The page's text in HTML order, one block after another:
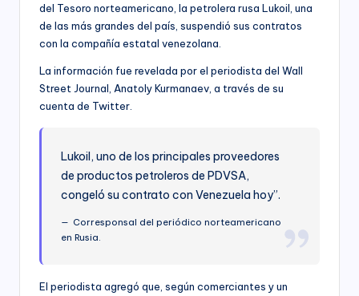
del Tesoro norteamericano, la petrolera rusa Lukoil, una
de las más grandes del país, suspendió sus contratos
con la compañía estatal venezolana.
La información fue revelada por el periodista del Wall
Street Journal, Anatoly Kurmanaev, a través de su
cuenta de Twitter.
Lukoil, uno de los principales proveedores
de productos petroleros de PDVSA,
congeló su contrato con Venezuela hoy”.
Corresponsal del periódico norteamericano
en Rusia.
El periodista agregó que, según comerciantes y un